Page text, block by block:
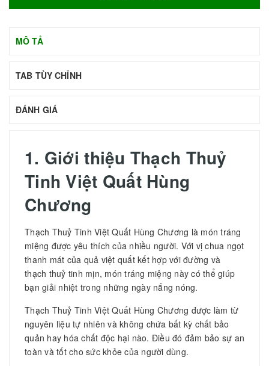
MÔ TẢ
TAB TÙY CHỈNH
ĐÁNH GIÁ
1. Giới thiệu Thạch Thuỷ
Tinh Việt Quất Hùng
Chương
Thạch Thuỷ Tinh Việt Quất Hùng Chương là món tráng
miệng được yêu thích của nhiều người. Với vị chua ngọt
thanh mát của quả việt quất kết hợp với đường và
thạch thuỷ tinh mịn, món tráng miệng này có thể giúp
bạn giải nhiệt trong những ngày nắng nóng.
Thạch Thuỷ Tinh Việt Quất Hùng Chương được làm từ
nguyên liệu tự nhiên và không chứa bất kỳ chất bảo
quản hay hóa chất độc hại nào. Điều đó đảm bảo sự an
toàn và tốt cho sức khỏe của người dùng.